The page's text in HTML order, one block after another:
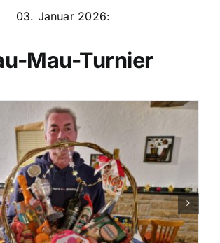
03. Januar 2026:
Mau-Turnier